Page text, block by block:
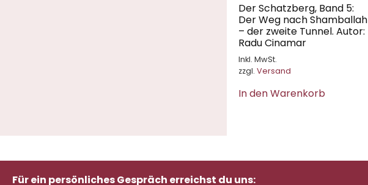
Der Schatzberg, Band 5:
Der Weg nach Shamballah
– der zweite Tunnel. Autor:
Radu Cinamar
Inkl. MwSt.
zzgl. Versand
In den Warenkorb
Für ein persönliches Gespräch erreichst du uns: